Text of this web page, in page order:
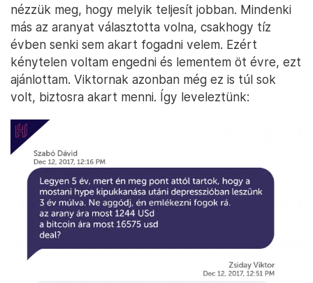
nézzük meg, hogy melyik teljesít jobban. Mindenki
más az aranyat választotta volna, csakhogy tíz
évben senki sem akart fogadni velem. Ezért
kénytelen voltam engedni és lementem öt évre, ezt
ajánlottam. Viktornak azonban még ez is túl sok
volt, biztosra akart menni. Így leveleztünk: